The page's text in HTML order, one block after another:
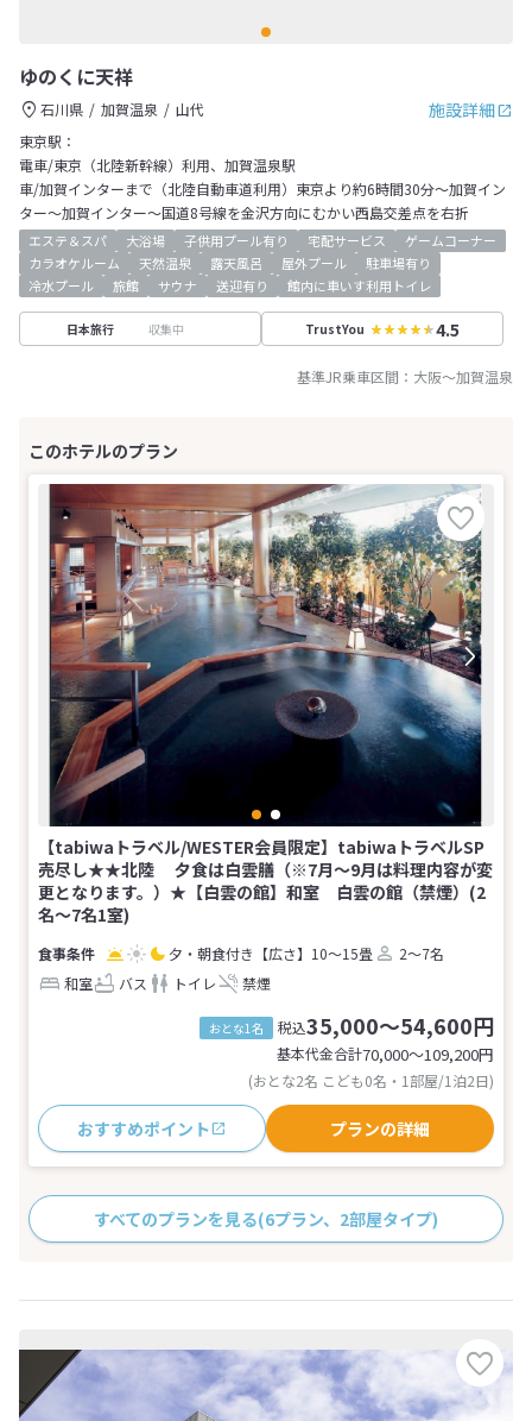
ゆのくに天祥
施設詳細
石川県 加賀温泉
山代
東京駅：
電車/東京（北陸新幹線）利用、加賀温泉駅
車/加賀インターまで（北陸自動車道利用）東京より約6時間30分～加賀イン
ター～加賀インター～国道8号線を金沢方向にむかい西島交差点を右折
エステ＆スパ 大浴場 子供用プール有り 宅配サービス
ゲームコーナー
カラオケルーム
天然温泉 露天風呂 屋外プール
駐車場有り
冷水プール
旅館 サウナ 送迎有り 館内に車いす利用トイレ
日本旅行 収集中 TrustYou 4.5
基準JR乗車区間： 大阪～加賀温泉
【tabiwaトラベル/WESTER会員限定】tabiwaトラベルSP
売尽し★★北陸 夕食は白雲膳（※7月～9月は料理内容が変
更となります。）★【白雲の館】和室 白雲の館（禁煙）(2
名～7名1室)
夕・朝食付き 【広さ】10～15畳
2～7名
和室
バス トイレ 禁煙
おとな1名 税込35,000～54,600円
基本代金合計70,000〜109,200円
(おとな2名 こども0名・1部屋/1泊2日)
おすすめポイント プランの詳細
すべてのプランを見る(6プラン、2部屋タイプ)